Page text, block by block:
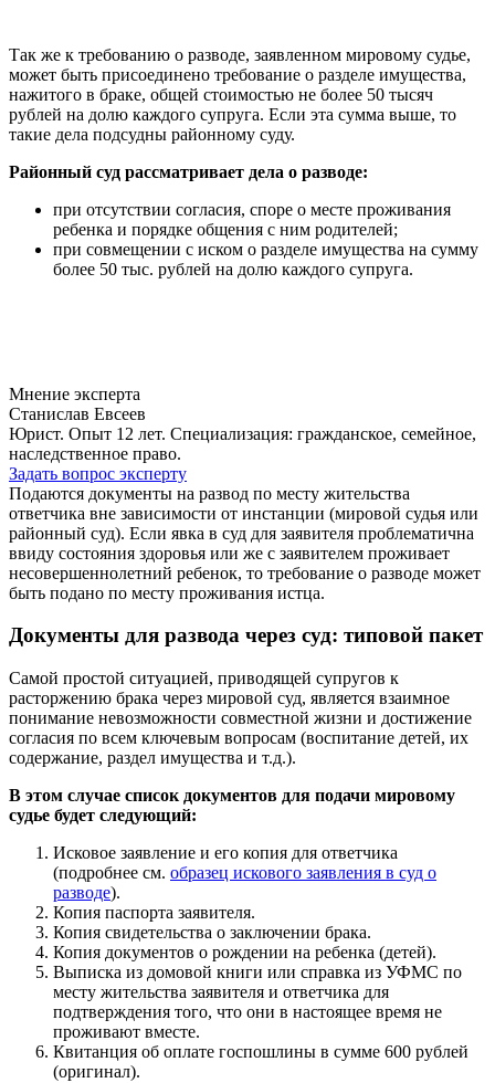
Так же к требованию о разводе, заявленном мировому судье,
может быть присоединено требование о разделе имущества,
нажитого в браке, общей стоимостью не более 50 тысяч
рублей на долю каждого супруга. Если эта сумма выше, то
такие дела подсудны районному суду.
Районный суд рассматривает дела о разводе:
при отсутствии согласия, споре о месте проживания
ребенка и порядке общения с ним родителей;
при совмещении с иском о разделе имущества на сумму
более 50 тыс. рублей на долю каждого супруга.
Мнение эксперта
Станислав Евсеев
Юрист. Опыт 12 лет. Специализация: гражданское, семейное,
наследственное право.
Задать вопрос эксперту
Подаются документы на развод по месту жительства
ответчика вне зависимости от инстанции (мировой судья или
районный суд). Если явка в суд для заявителя проблематична
ввиду состояния здоровья или же с заявителем проживает
несовершеннолетний ребенок, то требование о разводе может
быть подано по месту проживания истца.
Документы для развода через суд: типовой пакет
Самой простой ситуацией, приводящей супругов к
расторжению брака через мировой суд, является взаимное
понимание невозможности совместной жизни и достижение
согласия по всем ключевым вопросам (воспитание детей, их
содержание, раздел имущества и т.д.).
В этом случае список документов для подачи мировому
судье будет следующий:
Исковое заявление и его копия для ответчика
(подробнее см. образец искового заявления в суд о
разводе).
Копия паспорта заявителя.
Копия свидетельства о заключении брака.
Копия документов о рождении на ребенка (детей).
Выписка из домовой книги или справка из УФМС по
месту жительства заявителя и ответчика для
подтверждения того, что они в настоящее время не
проживают вместе.
Квитанция об оплате госпошлины в сумме 600 рублей
(оригинал).